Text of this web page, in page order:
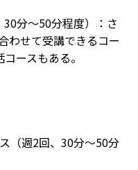
分～50分程度）：さ
わせて受講できるコー
ースもある。
（週2回、30分～50分